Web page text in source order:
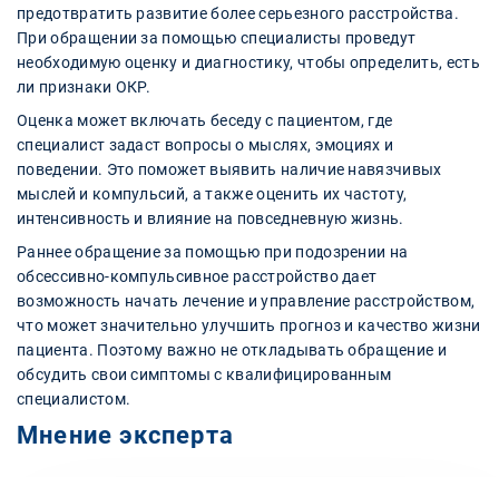
предотвратить развитие более серьезного расстройства.
При обращении за помощью специалисты проведут
необходимую оценку и диагностику, чтобы определить, есть
ли признаки ОКР.
Оценка может включать беседу с пациентом, где
специалист задаст вопросы о мыслях, эмоциях и
поведении. Это поможет выявить наличие навязчивых
мыслей и компульсий, а также оценить их частоту,
интенсивность и влияние на повседневную жизнь.
Раннее обращение за помощью при подозрении на
обсессивно-компульсивное расстройство дает
возможность начать лечение и управление расстройством,
что может значительно улучшить прогноз и качество жизни
пациента. Поэтому важно не откладывать обращение и
обсудить свои симптомы с квалифицированным
специалистом.
Мнение эксперта